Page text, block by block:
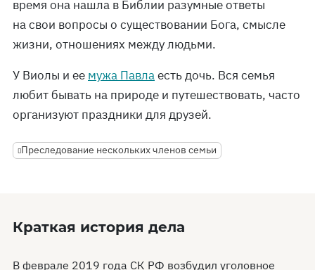
время она нашла в Библии разумные ответы
на свои вопросы о существовании Бога, смысле
жизни, отношениях между людьми.
У Виолы и ее мужа Павлаесть дочь. Вся семья
любит бывать на природе и путешествовать, часто
организуют праздники для друзей.
Преследование нескольких членов семьи
Краткая история дела
В феврале 2019 года СК РФ возбудил уголовное